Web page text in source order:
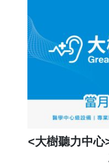
<大樹聽力中心